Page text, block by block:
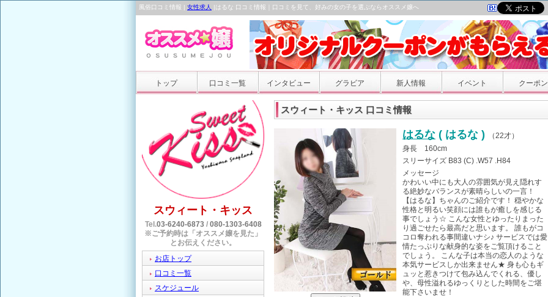
風俗口コミ情報 | 女性求人 |はるな 口コミ情報｜口コミを見て、好みの女の子を選ぶならオススメ嬢へ
トップ 口コミ一覧 インタビュー グラビア 新人情報 イベント クーポン
スウィート・キッス 口コミ情報
はるな ( はるな ) （22才）
身長 160cm
スリーサイズ B83 (C) .W57 .H84
メッセージ
かわいい中にも大人の雰囲気が見え隠れす
る絶妙なバランスが素晴らしいの一言！
【はるな】ちゃんのご紹介です！ 穏やかな
性格と明るい笑顔には誰もが癒しを感じる
事でしょう☆ こんな女性とゆったりまった
り過ごせたら最高だと思います。 誰もがコ
コロ奪われる事間違いナシ♪ サービスでは愛
情たっぷりな献身的な姿をご覧頂けること
でしょう。 こんな子は本当の恋人のような
本気サービスしか出来ません★ 身も心もギ
ュッと惹きつけて包み込んでくれる、優し
や、母性溢れるゆっくりとした時間をご堪
能下さいませ！
スウィート・キッス
Tel.03-6240-6873/ 080-1303-6408
※ご予約時は「オススメ嬢を見た」
とお伝えください。
お店トップ
口コミ一覧
スケジュール